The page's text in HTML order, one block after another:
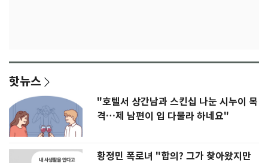
핫뉴스
"호텔서 상간남과 스킨십 나눈 시누이 목
격…제 남편이 입 다물라 하네요"
황정민 폭로녀 "합의? 그가 찾아왔지만